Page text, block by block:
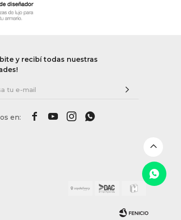
y recibí todas nuestras
   